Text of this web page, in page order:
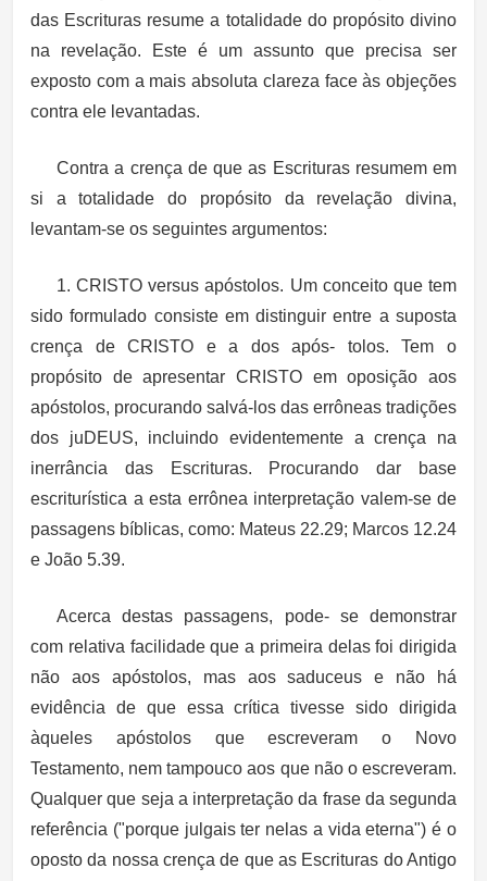
das Escrituras resume a totalidade do propósito divino
na revelação. Este é um assunto que precisa ser
exposto com a mais absoluta clareza face às objeções
contra ele levantadas.
Contra a crença de que as Escrituras resumem em
si a totalidade do propósito da revelação divina,
levantam-se os seguintes argumentos:
1. CRISTO versus apóstolos. Um conceito que tem
sido formulado consiste em distinguir entre a suposta
crença de CRISTO e a dos após- tolos. Tem o
propósito de apresentar CRISTO em oposição aos
apóstolos, procurando salvá-los das errôneas tradições
dos juDEUS, incluindo evidentemente a crença na
inerrância das Escrituras. Procurando dar base
escriturística a esta errônea interpretação valem-se de
passagens bíblicas, como: Mateus 22.29; Marcos 12.24
e João 5.39.
Acerca destas passagens, pode- se demonstrar
com relativa facilidade que a primeira delas foi dirigida
não aos apóstolos, mas aos saduceus e não há
evidência de que essa crítica tivesse sido dirigida
àqueles apóstolos que escreveram o Novo
Testamento, nem tampouco aos que não o escreveram.
Qualquer que seja a interpretação da frase da segunda
referência ("porque julgais ter nelas a vida eterna") é o
oposto da nossa crença de que as Escrituras do Antigo